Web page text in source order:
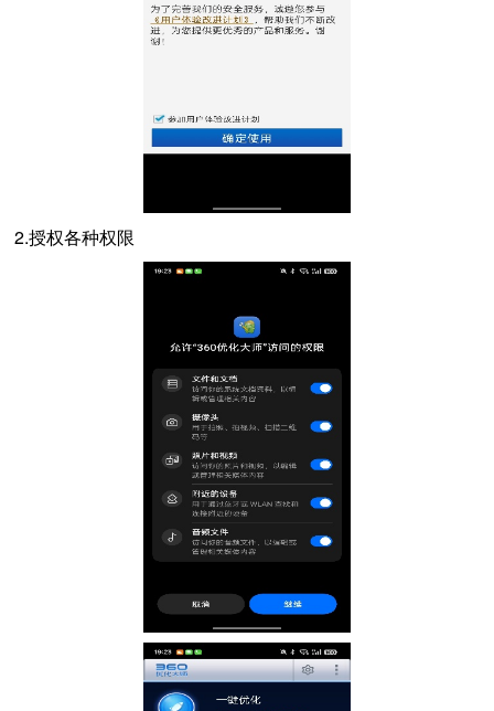
2.授权各种权限